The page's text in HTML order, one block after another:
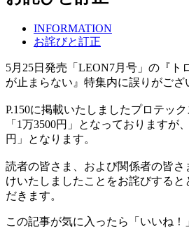
INFORMATION
お詫びと訂正
5月25日発売「LEON7月号」の『ト
が止まらない』特集内に誤りがござ
P.150に掲載いたしましたプロテッ
「1万3500円」となっておりますが
円」となります。
読者の皆さま、および関係者の皆
けいたしましたことをお詫びすると
だきます。
この記事が気に入ったら「いいね！